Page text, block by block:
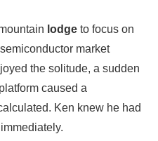
lodge to focus on
market
the solitude, a sudden
caused a
Ken knew he had
immediately.